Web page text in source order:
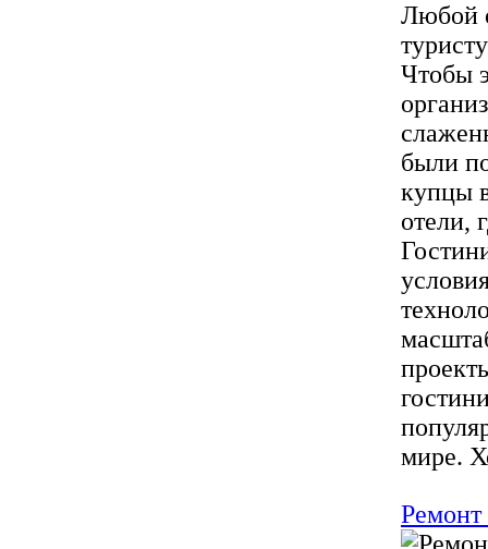
Любой
Чтобы
были
купцы
отели,
мире.
Ремонт